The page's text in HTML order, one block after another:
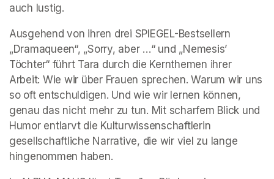
auch lustig.
Ausgehend von ihren drei SPIEGEL-Bestsellern
„Dramaqueen“, „Sorry, aber …“ und „Nemesis’
Töchter“ führt Tara durch die Kernthemen ihrer
Arbeit: Wie wir über Frauen sprechen. Warum wir uns
so oft entschuldigen. Und wie wir lernen können,
genau das nicht mehr zu tun. Mit scharfem Blick und
Humor entlarvt die Kulturwissenschaftlerin
gesellschaftliche Narrative, die wir viel zu lange
hingenommen haben.